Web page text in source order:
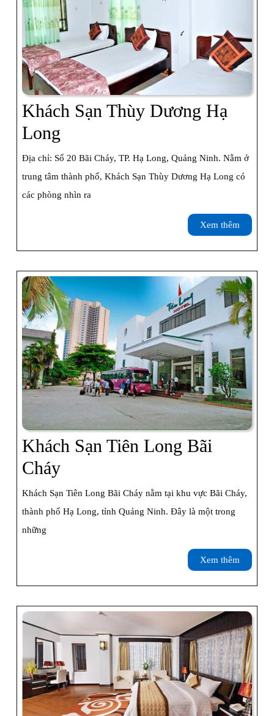
Khách Sạn Thùy Dương Hạ
Long
Sạn
Thùy
Dương
Địa chỉ: Số 20 Bãi Cháy, TP. Hạ Long, Quảng Ninh. Nằm ở
trung tâm thành phố, Khách Sạn Thùy Dương Hạ Long có
các phòng nhìn ra
Xem thêm
thêm
Khách Sạn Tiên Long Bãi
CháyKhách
Sạn
Tiên
Khách Sạn Tiên Long Bãi Cháy nằm tại khu vực Bãi Cháy,
thành phố Hạ Long, tỉnh Quảng Ninh. Đây là một trong
những
Xem thêm
thêm